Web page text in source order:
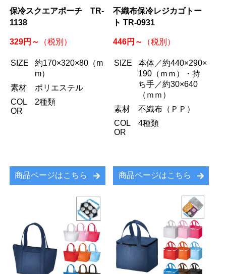
保冷スクエアポーチ TR-
1138
329円～ （税別）
SIZE
約170×320×80（m
m）
素材
ポリエステル
COL
OR
2種類
商品ページはこちら
不織布保冷レジカゴトー
ト TR-0931
446円～ （税別）
SIZE
本体／約440×290×
190（ｍｍ）・持
ち手／約30×640
（ｍｍ）
素材
不織布（ＰＰ）
COL
OR
4種類
商品ページはこちら